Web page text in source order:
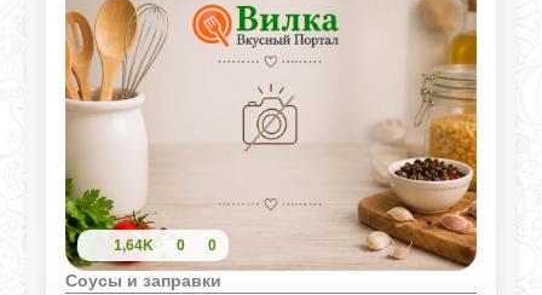
1,64K 0 0
Соусы и заправки